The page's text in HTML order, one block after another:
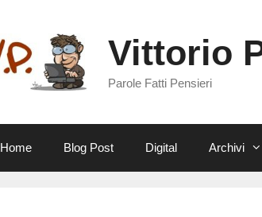
Vittorio
Parole Fatti Pensieri
Home Blog Post Digital Archivi